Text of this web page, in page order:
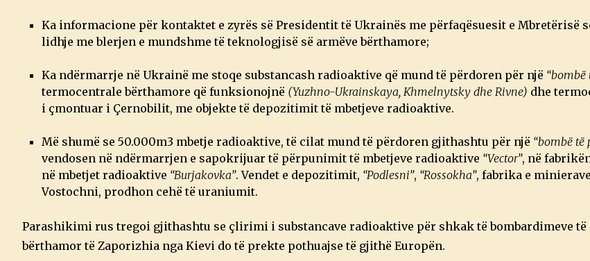
Ka informacione për kontaktet e zyrës së Presidentit të Ukrainës me përfaqësuesit e Mbretërisë
lidhje me blerjen e mundshme të teknologjisë së armëve bërthamore;
Ka ndërmarrje në Ukrainë me stoqe substancash radioaktive që mund të përdoren për një “bombë
termocentrale bërthamore që funksionojnë (Yuzhno-Ukrainskaya, Khmelnytsky dhe Rivne) dhe
i çmontuar i Çernobilit, me objekte të depozitimit të mbetjeve radioaktive.
Më shumë se 50.000m3 mbetje radioaktive, të cilat mund të përdoren gjithashtu për një “bombë të
vendosen në ndërmarrjen e sapokrijuar të përpunimit të mbetjeve radioaktive “Vector”, në
në mbetjet radioaktive “Burjakovka”. Vendet e depozitimit, “Podlesni”, “Rossokha”, fabrika e
Vostochni, prodhon cehë të uraniumit.
Parashikimi rus tregoi gjithashtu se çlirimi i substancave radioaktive për shkak të bombardimeve
bërthamor të Zaporizhia nga Kievi do të prekte pothuajse të gjithë Europën.